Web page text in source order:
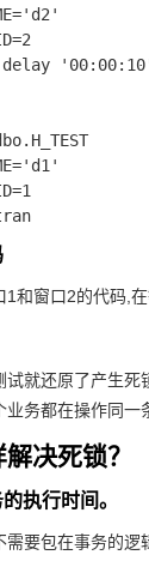
1和窗口2的代码,
试就还原了产生死
业务都在操作同一
决死锁？
执行时间。
需要包在事务的逻